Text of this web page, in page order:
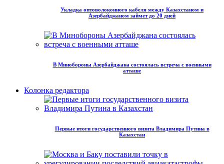
Укладка оптоволоконного кабеля между Казахстаном и
Азербайджаном займет до 20 дней
В Минобороны Азербайджана состоялась встреча с военными
атташе
Колонка редактора
Первые итоги государственного визита Владимира Путина в
Казахстан